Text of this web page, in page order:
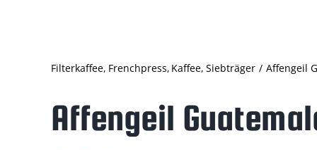
Filterkaffee Frenchpress Kaffee Siebträger Affengeil
Affengeil